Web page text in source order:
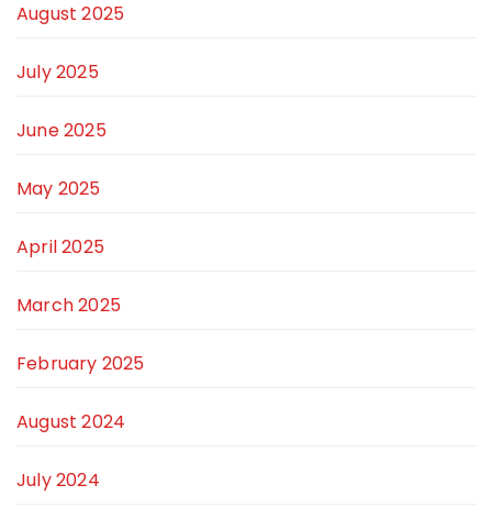
August 2025
July 2025
June 2025
May 2025
April 2025
March 2025
February 2025
August 2024
July 2024